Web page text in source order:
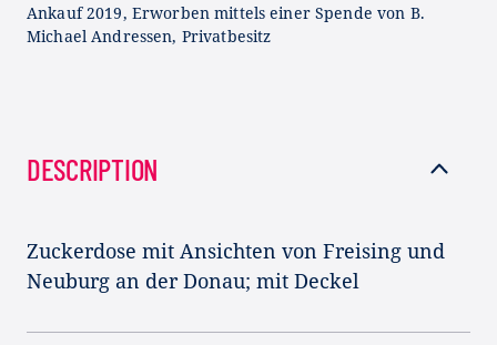
Ankauf 2019, Erworben mittels einer Spende von B.
Michael Andressen, Privatbesitz
DESCRIPTION
Zuckerdose mit Ansichten von Freising und
Neuburg an der Donau; mit Deckel